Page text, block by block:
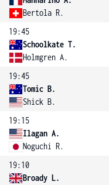
Bertola R.
19:45
Schoolkate T.
Holmgren A.
19:45
Tomic B.
Shick B.
19:15
Ilagan A.
Noguchi R.
19:10
Broady L.